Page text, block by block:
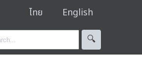
ไทย English
🔍︎